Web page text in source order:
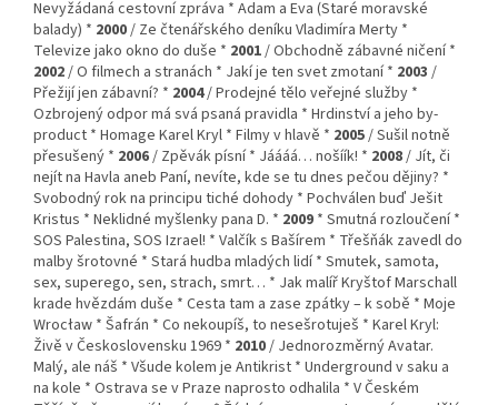
Nevyžádaná cestovní zpráva * Adam a Eva (Staré moravské
balady) * 2000/ Ze čtenářského deníku Vladimíra Merty *
Televize jako okno do duše * 2001/ Obchodně zábavné ničení *
2002/ O filmech a stranách * Jakí je ten svet zmotaní * 2003 /
Přežijí jen zábavní? * 2004/ Prodejné tělo veřejné služby *
Ozbrojený odpor má svá psaná pravidla * Hrdinství a jeho by-
product * Homage Karel Kryl * Filmy v hlavě * 2005/ Sušil notně
přesušený * 2006/ Zpěvák písní * Jáááá… nošíík! * 2008/ Jít, či
nejít na Havla aneb Paní, nevíte, kde se tu dnes pečou dějiny? *
Svobodný rok na principu tiché dohody * Pochválen buď Ješit
Kristus * Neklidné myšlenky pana D. * 2009 * Smutná rozloučení *
SOS Palestina, SOS Izrael! * Valčík s Bašírem * Třešňák zavedl do
malby šrotovné * Stará hudba mladých lidí * Smutek, samota,
sex, superego, sen, strach, smrt… * Jak malíř Kryštof Marschall
krade hvězdám duše * Cesta tam a zase zpátky – k sobě * Moje
Wrocław * Šafrán * Co nekoupíš, to nesešrotuješ * Karel Kryl:
Živě v Československu 1969 * 2010/ Jednorozměrný Avatar.
Malý, ale náš * Všude kolem je Antikrist * Underground v saku a
na kole * Ostrava se v Praze naprosto odhalila * V Českém